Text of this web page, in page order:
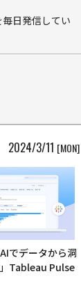
日発信してい
2024/3/11 [MON]
でデータから洞
Tableau Pulse